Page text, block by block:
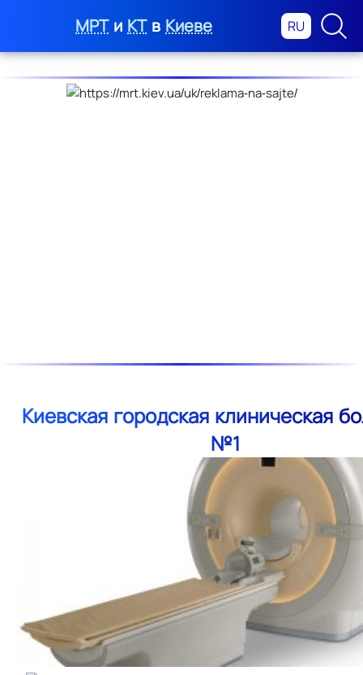
МРТ и КТ в Киеве RU
Киевская городская клиническая
№1